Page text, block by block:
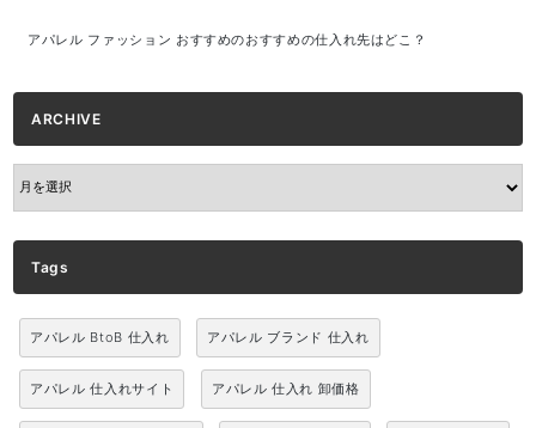
アパレル ファッション おすすめのおすすめの仕入れ先はどこ？
ARCHIVE
ARCHIVE
Tags
アパレル BtoB 仕入れ アパレル ブランド 仕入れ
アパレル 仕入れサイト アパレル 仕入れ 卸価格